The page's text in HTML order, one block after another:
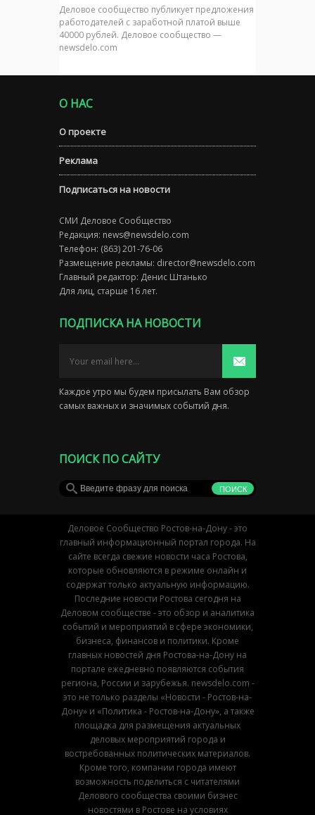
Деловое сообщество публикует предложения
работодателей с заработной платой выше
40000 рублей. Деловое сообщество —
newsdelo.com
О НАС
О проекте
Реклама
Подписаться на новости
СМИ Деловое Сообщество
Редакция: news@newsdelo.com
Телефон: (863) 201-76-06
Размещение рекламы: director@newsdelo.com
Главный редактор: Денис Штанько
Для лиц, старше 16 лет.
ПОДПИСКА НА НОВОСТИ
Каждое утро мы будем присылать Вам обзор
самых важных и значимых событий дня.
ПОИСК ПО САЙТУ
Деловое Сообщество Ростов-на-Дону - это
главный информационный портал города. На
сайте всегда свежие новости часа Ростова,
которые обновляются в режиме онлайн и
содержат только актуальную информацию.
Последние новости Ростова сегодня на
Деловом сообществе - это обзор и аналитика
событий и мероприятий в сфере экономики,
бизнеса, финансов и политики. Кроме
главных новостей дня Ростова-на-Дону на
портале ежедневно появляются события
региона, России и зарубежья. newsdelo.com -
это не только разделы «Новости - Ростов-на-
Дону» и «Политика - Ростов-на-Дону», а также
площадка для размещения актуальных
деловых мероприятий города и
востребованных политических материалов.
Кроме того, компании города имеют
возможность поделиться с читателями
Делового сообщества своими бизнес
новостями в Ростове на условиях